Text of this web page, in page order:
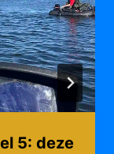
5: deze